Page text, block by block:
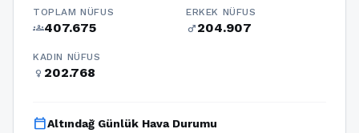
TOPLAM NÜFUS
groups407.675
ERKEK NÜFUS
male204.907
KADIN NÜFUS
female 202.768
calendar_todayAltındağ Günlük Hava Durumu